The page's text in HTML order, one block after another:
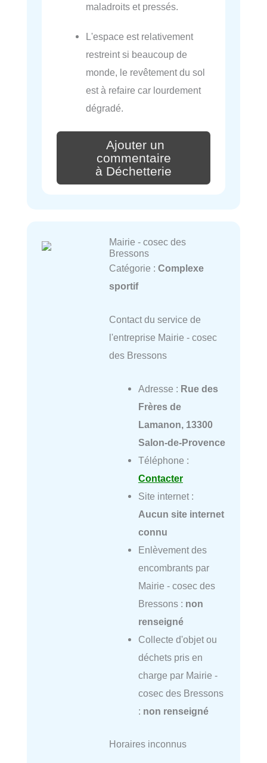
maladroits et pressés.
L'espace est relativement
restreint si beaucoup de
monde, le revêtement du sol
est à refaire car lourdement
dégradé.
Ajouter un
commentaire
à Déchetterie
Mairie - cosec des
Bressons
Catégorie : Complexe
sportif
Contact du service de
l'entreprise Mairie - cosec
des Bressons
Adresse : Rue des
Frères de
Lamanon, 13300
Salon-de-Provence
Téléphone :
Contacter
Site internet :
Aucun site internet
connu
Enlèvement des
encombrants par
Mairie - cosec des
Bressons : non
renseigné
Collecte d'objet ou
déchets pris en
charge par Mairie -
cosec des Bressons
: non renseigné
Horaires inconnus